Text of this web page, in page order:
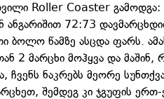
Roller Coaster
ანგარიშით 72:73
ბოლო წამზე ასცდა ფარს.
2 მარცხი მოჰყვა და მაშინ,
ჩვენს ნაკრებს მეორე
შემდეგ კი ჯგუფის